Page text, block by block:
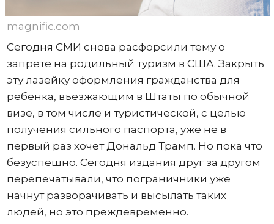
magnific.com
Сегодня СМИ снова расфорсили тему о
запрете на родильный туризм в США. Закрыть
эту лазейку оформления гражданства для
ребенка, въезжающим в Штаты по обычной
визе, в том числе и туристической, с целью
получения сильного паспорта, уже не в
первый раз хочет Дональд Трамп. Но пока что
безуспешно. Сегодня издания друг за другом
перепечатывали, что пограничники уже
начнут разворачивать и высылать таких
людей, но это преждевременно.